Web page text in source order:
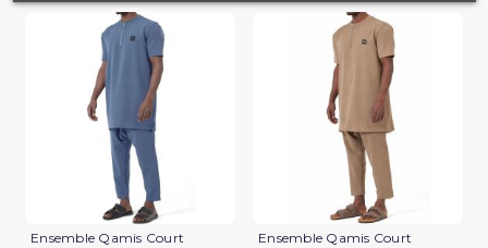
Ensemble Qamis Court
Ensemble Qamis Court